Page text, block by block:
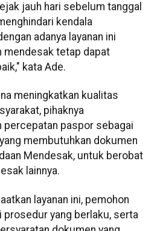
jauh hari sebelum tanggal
kendala
adanya layanan ini
mendesak tetap dapat
kata Ade.
meningkatkan kualitas
pihaknya
percepatan paspor sebagai
membutuhkan dokumen
Mendesak, untuk berobat
lainnya.
layanan ini, pemohon
yang berlaku, serta